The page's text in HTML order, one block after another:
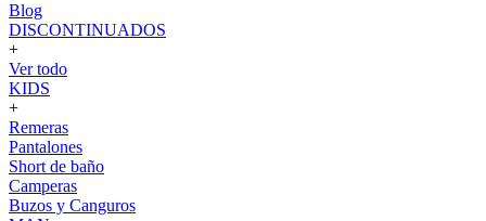
Blog
DISCONTINUADOS
+
Ver todo
KIDS
+
Remeras
Pantalones
Short de baño
Camperas
Buzos y Canguros